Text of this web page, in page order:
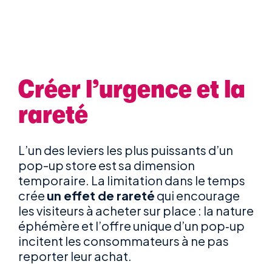
Créer l’urgence et la
rareté
L’un des leviers les plus puissants d’un
pop-up store estsa dimension
temporaire. La limitation dans le temps
crée un effet de rareté qui encourage
les visiteurs à acheter sur place : la nature
éphémère et l’offre unique d’un pop‑up
incitent les consommateurs à ne pas
reporter leur achat.